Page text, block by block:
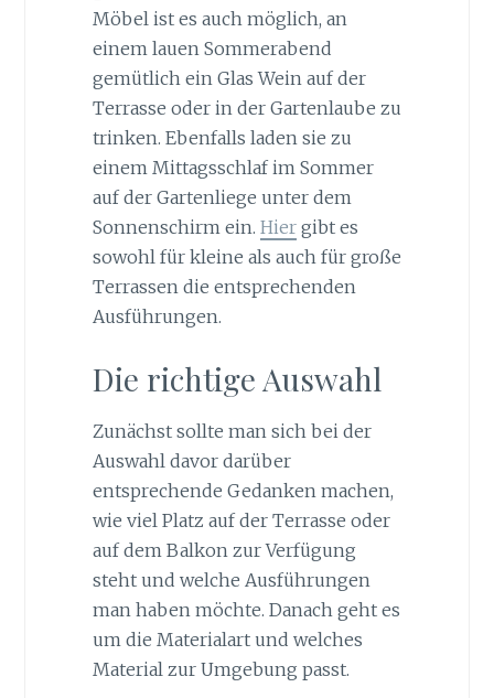
Möbel ist es auch möglich, an
einem lauen Sommerabend
gemütlich ein Glas Wein auf der
Terrasse oder in der Gartenlaube zu
trinken. Ebenfalls laden sie zu
einem Mittagsschlaf im Sommer
auf der Gartenliege unter dem
Sonnenschirm ein. Hiergibt es
sowohl für kleine als auch für große
Terrassen die entsprechenden
Ausführungen.
Die richtige Auswahl
Zunächst sollte man sich bei der
Auswahl davor darüber
entsprechende Gedanken machen,
wie viel Platz auf der Terrasse oder
auf dem Balkon zur Verfügung
steht und welche Ausführungen
man haben möchte. Danach geht es
um die Materialart und welches
Material zur Umgebung passt.